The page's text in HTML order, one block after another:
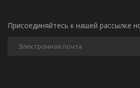
Присоединяйтесь к нашей рассылке